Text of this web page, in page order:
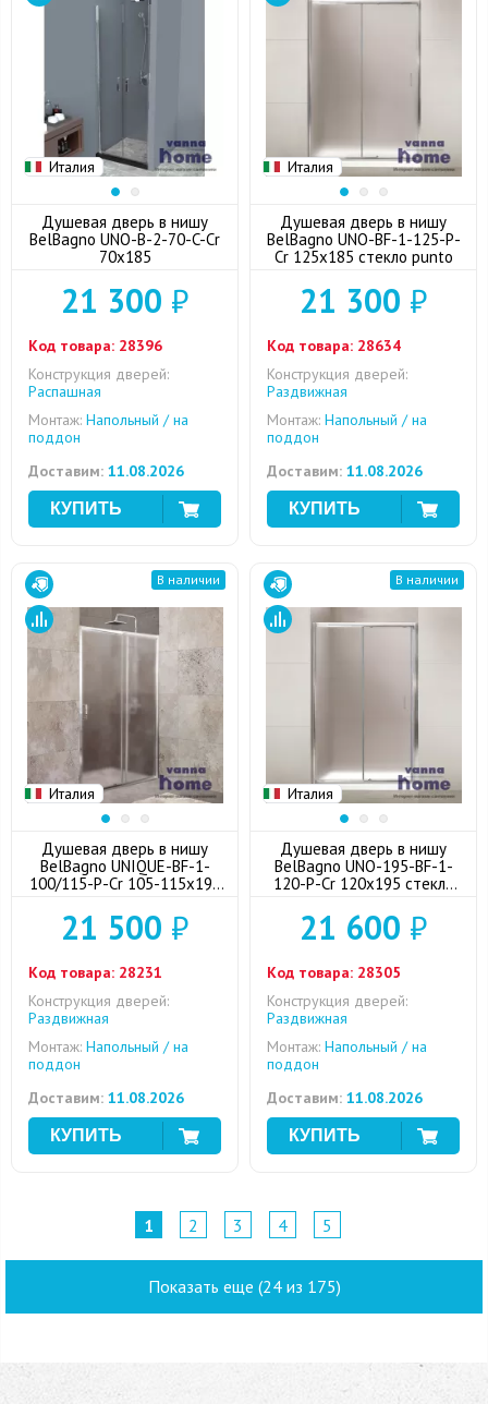
Италия
Душевая дверь в нишу
BelBagno UNO-B-2-70-C-Cr
70x185
21 300 ₽
Код товара: 28396
Конструкция дверей:
Распашная
Монтаж: Напольный / на
поддон
Доставим: 11.08.2026
Италия
Душевая дверь в нишу
BelBagno UNO-BF-1-125-P-
Cr 125x185 стекло punto
21 300 ₽
Код товара: 28634
Конструкция дверей:
Раздвижная
Монтаж: Напольный / на
поддон
Доставим: 11.08.2026
Италия
В наличии
Душевая дверь в нишу
BelBagno UNIQUE-BF-1-
100/115-P-Cr 105-115x190
21 500 ₽
Код товара: 28231
Конструкция дверей:
Раздвижная
Монтаж: Напольный / на
поддон
Доставим: 11.08.2026
Италия
В наличии
Душевая дверь в нишу
BelBagno UNO-195-BF-1-
120-P-Cr 120x195 стекло
21 600 ₽
Код товара: 28305
Конструкция дверей:
Раздвижная
Монтаж: Напольный / на
поддон
Доставим: 11.08.2026
1 2 3 4 5
Показать еще (24 из 175)